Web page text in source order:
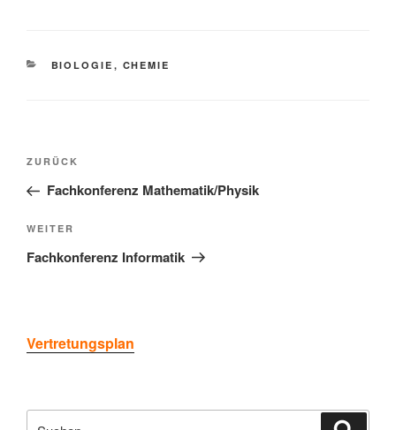
KATEGORIEN
BIOLOGIE , CHEMIE
Beitragsnavigation
Vorheriger
Beitrag
ZURÜCK
Fachkonferenz Mathematik/Physik
Nächster
Beitrag
WEITER
Fachkonferenz Informatik
Vertretungsplan